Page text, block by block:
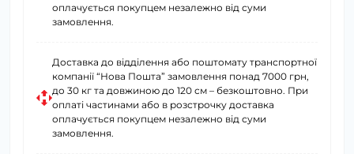
оплачується покупцем незалежно від суми
замовлення.
Доставка до відділення або поштомату транспортної
компанії “Нова Пошта” замовлення понад 7000 грн,
до 30 кг та довжиною до 120 см – безкоштовно. При
оплаті частинами або в розстрочку доставка
оплачується покупцем незалежно від суми
замовлення.